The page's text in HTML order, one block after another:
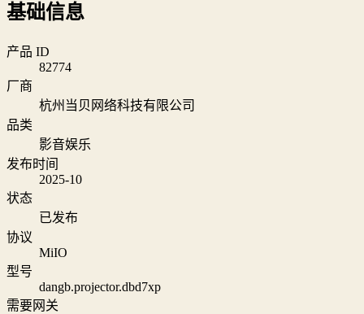
基础信息
产品 ID
82774
厂商
杭州当贝网络科技有限公司
品类
影音娱乐
发布时间
2025-10
状态
已发布
协议
MiIO
型号
dangb.projector.dbd7xp
需要网关